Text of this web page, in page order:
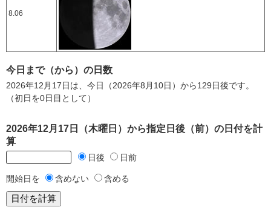
8.06
今日まで（から）の日数
2026年12月17日は、今日（2026年8月10日）から129日後です。
（初日を0日目として）
2026年12月17日（木曜日）から指定日後（前）の日付を計
算
日後 日前
開始日を 含めない 含める